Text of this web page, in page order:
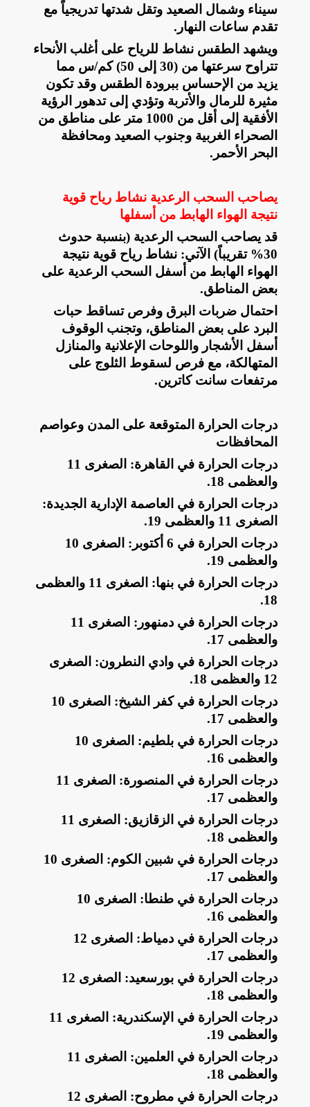
سيناء وشمال الصعيد وتقل شدتها تدريجياً مع
تقدم ساعات النهار .
ويشهد الطقس ​نشاط للرياح على أغلب الأنحاء
تتراوح سرعتها من (30 إلى 50) كم/س مما
يزيد من الإحساس ببرودة الطقس وقد تكون
مثيرة للرمال والأتربة وتؤدي إلى تدهور الرؤية
الأفقية إلى أقل من 1000 متر على مناطق من
الصحراء الغربية وجنوب الصعيد ومحافظة
البحر الأحمر .
يصاحب السحب الرعدية نشاط رياح قوية
نتيجة الهواء الهابط من أسفلها
قد يصاحب السحب الرعدية (بنسبة حدوث
30% تقريباً) الآتي: ​نشاط رياح قوية نتيجة
الهواء الهابط من أسفل السحب الرعدية على
بعض المناطق.
​احتمال ضربات البرق وفرص تساقط حبات
البرد على بعض المناطق، و​تجنب الوقوف
أسفل الأشجار واللوحات الإعلانية والمنازل
المتهالكة، ​مع فرص لسقوط الثلوج على
مرتفعات سانت كاترين.
درجات الحرارة المتوقعة على المدن وعواصم
المحافظات
​درجات الحرارة في القاهرة: الصغرى 11
والعظمى 18
.
​درجات الحرارة في العاصمة الإدارية الجديدة:
الصغرى 11 والعظمى 19
.
​درجات الحرارة في 6 أكتوبر: الصغرى 10
والعظمى 19
.
​درجات الحرارة في بنها: الصغرى 11 والعظمى
18
.
​درجات الحرارة في دمنهور: الصغرى 11
والعظمى 17
.
​درجات الحرارة في وادي النطرون: الصغرى
12 والعظمى 18
.
​درجات الحرارة في كفر الشيخ: الصغرى 10
والعظمى 17
.
​درجات الحرارة في بلطيم: الصغرى 10
والعظمى 16
.
​درجات الحرارة في المنصورة: الصغرى 11
والعظمى 17
.
​درجات الحرارة في الزقازيق: الصغرى 11
والعظمى 18
.
​درجات الحرارة في شبين الكوم: الصغرى 10
والعظمى 17
.
​درجات الحرارة في طنطا: الصغرى 10
والعظمى 16
.
​درجات الحرارة في دمياط: الصغرى 12
والعظمى 17
.
​درجات الحرارة في بورسعيد: الصغرى 12
والعظمى 18
.
​درجات الحرارة في الإسكندرية: الصغرى 11
والعظمى 19
.
​درجات الحرارة في العلمين: الصغرى 11
والعظمى 18
.
​درجات الحرارة في مطروح: الصغرى 12